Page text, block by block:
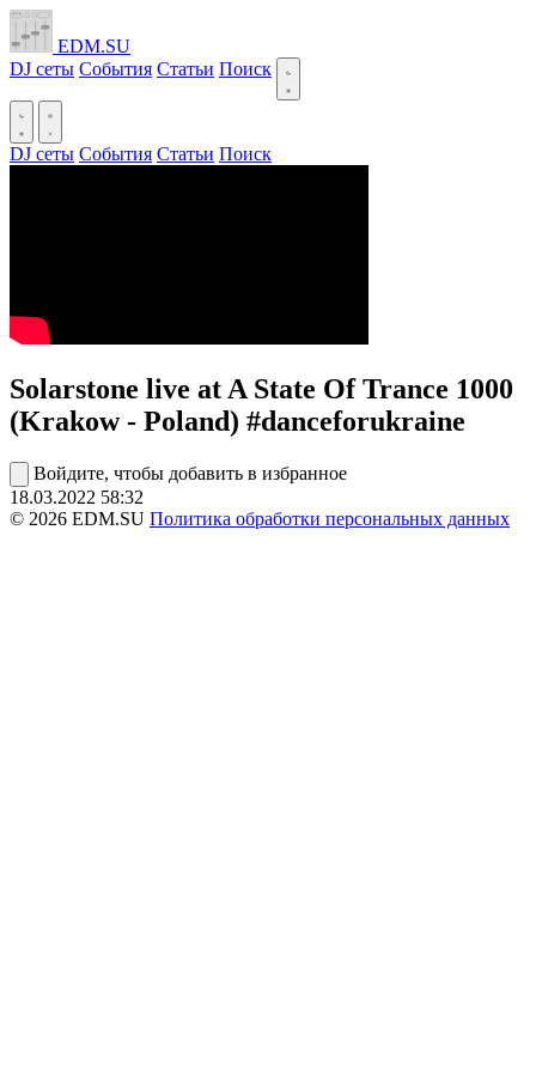
EDM.SU
DJ сеты События Статьи Поиск
DJ сеты События Статьи Поиск
Solarstone live at A State Of Trance 1000
(Krakow - Poland) #danceforukraine
Войдите, чтобы добавить в избранное
18.03.2022 58:32
© 2026 EDM.SU Политика обработки персональных данных